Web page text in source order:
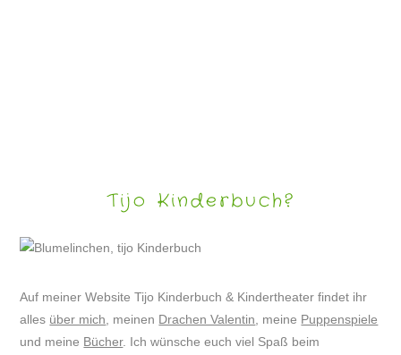
Tijo Kinderbuch?
Auf meiner Website Tijo Kinderbuch & Kindertheater findet ihr
alles über mich , meinen Drachen Valentin , meine Puppenspiele
und meine Bücher. Ich wünsche euch viel Spaß beim